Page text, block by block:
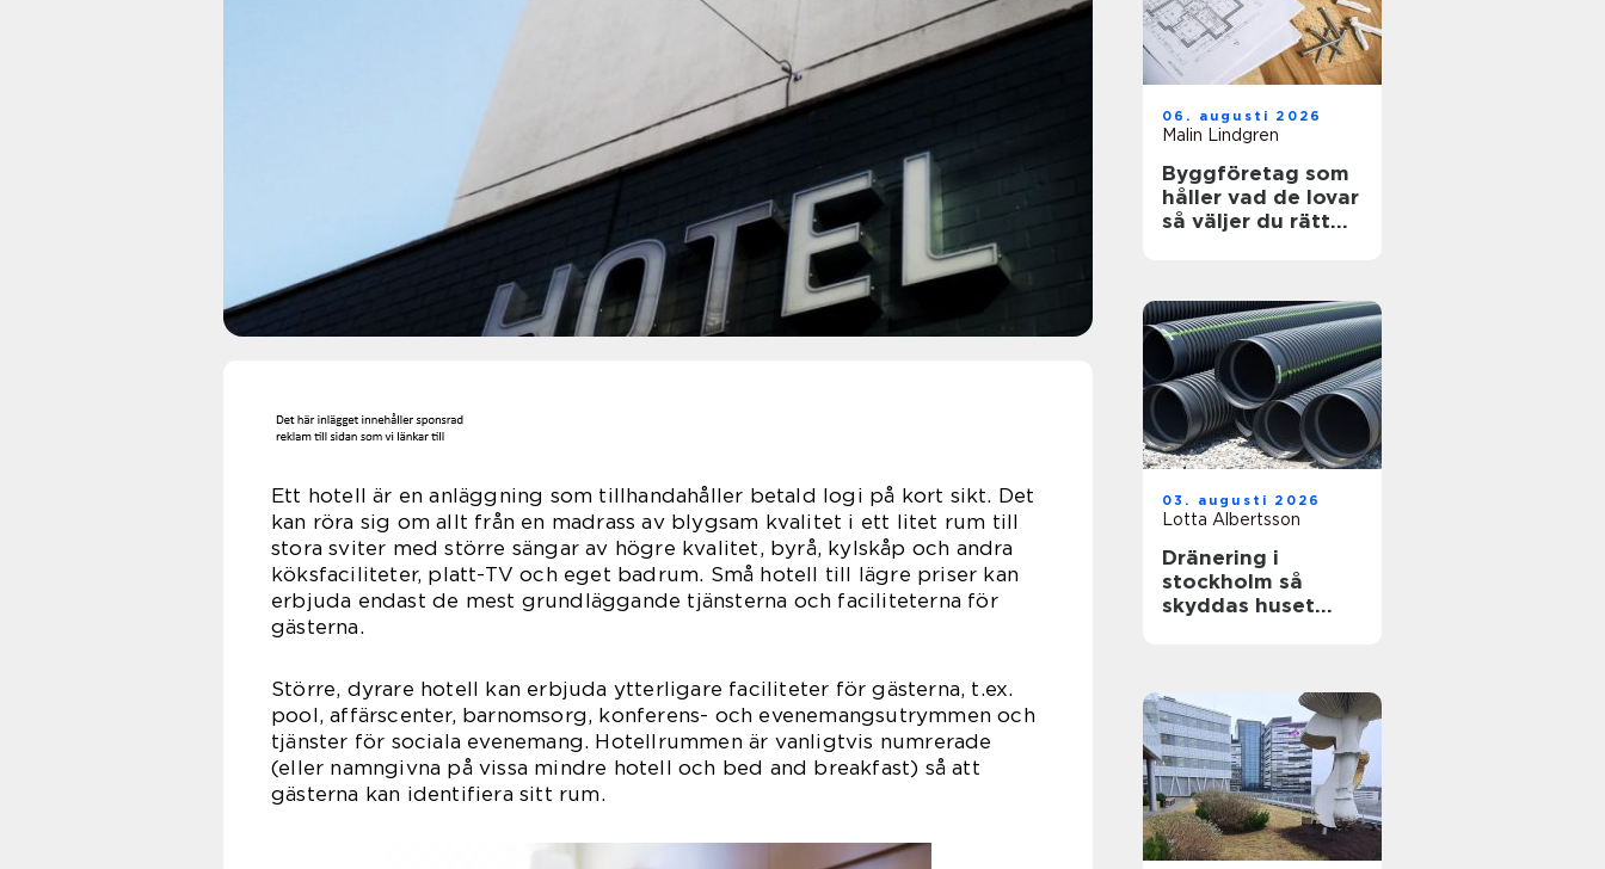
Ett hotell är en anläggning som tillhandahåller betald logi på kort sikt. Det
kan röra sig om allt från en madrass av blygsam kvalitet i ett litet rum till
stora sviter med större sängar av högre kvalitet, byrå, kylskåp och andra
köksfaciliteter, platt-TV och eget badrum. Små hotell till lägre priser kan
erbjuda endast de mest grundläggande tjänsterna och faciliteterna för
gästerna.
Större, dyrare hotell kan erbjuda ytterligare faciliteter för gästerna, t.ex.
pool, affärscenter, barnomsorg, konferens- och evenemangsutrymmen och
tjänster för sociala evenemang. Hotellrummen är vanligtvis numrerade
(eller namngivna på vissa mindre hotell och bed and breakfast) så att
gästerna kan identifiera sitt rum.
06. augusti 2026
Malin Lindgren
Byggföretag som
håller vad de lovar
så väljer du rätt
03. augusti 2026
Lotta Albertsson
Dränering i
stockholm så
skyddas huset